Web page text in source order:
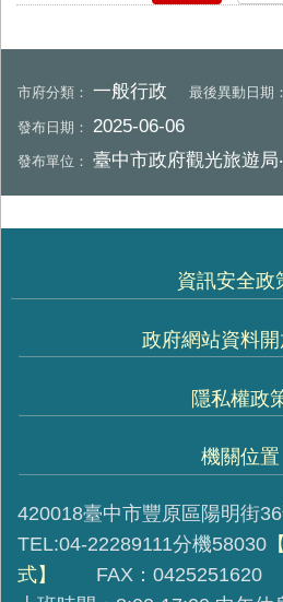
市府分類：一般行政 最後異動日期
發布日期： 2025-06-06
發布單位：臺中市政府觀光旅遊局
資訊安全政
政府網站資料
隱私權政
機關位置
420018臺中市豐原區陽明街
TEL:04-22289111分機58030
式】
FAX：0425251620